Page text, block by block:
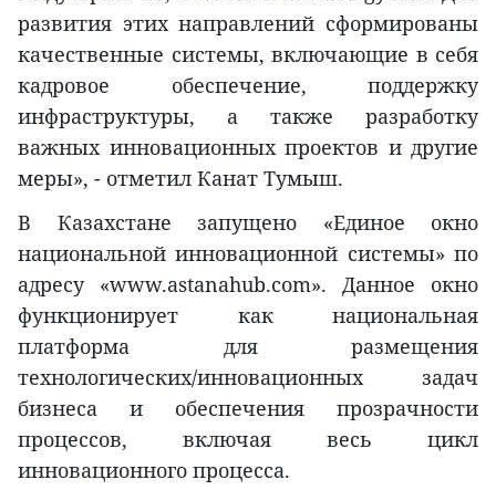
развития этих направлений сформированы
качественные системы, включающие в себя
кадровое обеспечение, поддержку
инфраструктуры, а также разработку
важных инновационных проектов и другие
меры», - отметил Канат Тумыш.
В Казахстане запущено «Единое окно
национальной инновационной системы» по
адресу «www.astanahub.com». Данное окно
функционирует как национальная
платформа для размещения
технологических/инновационных задач
бизнеса и обеспечения прозрачности
процессов, включая весь цикл
инновационного процесса.